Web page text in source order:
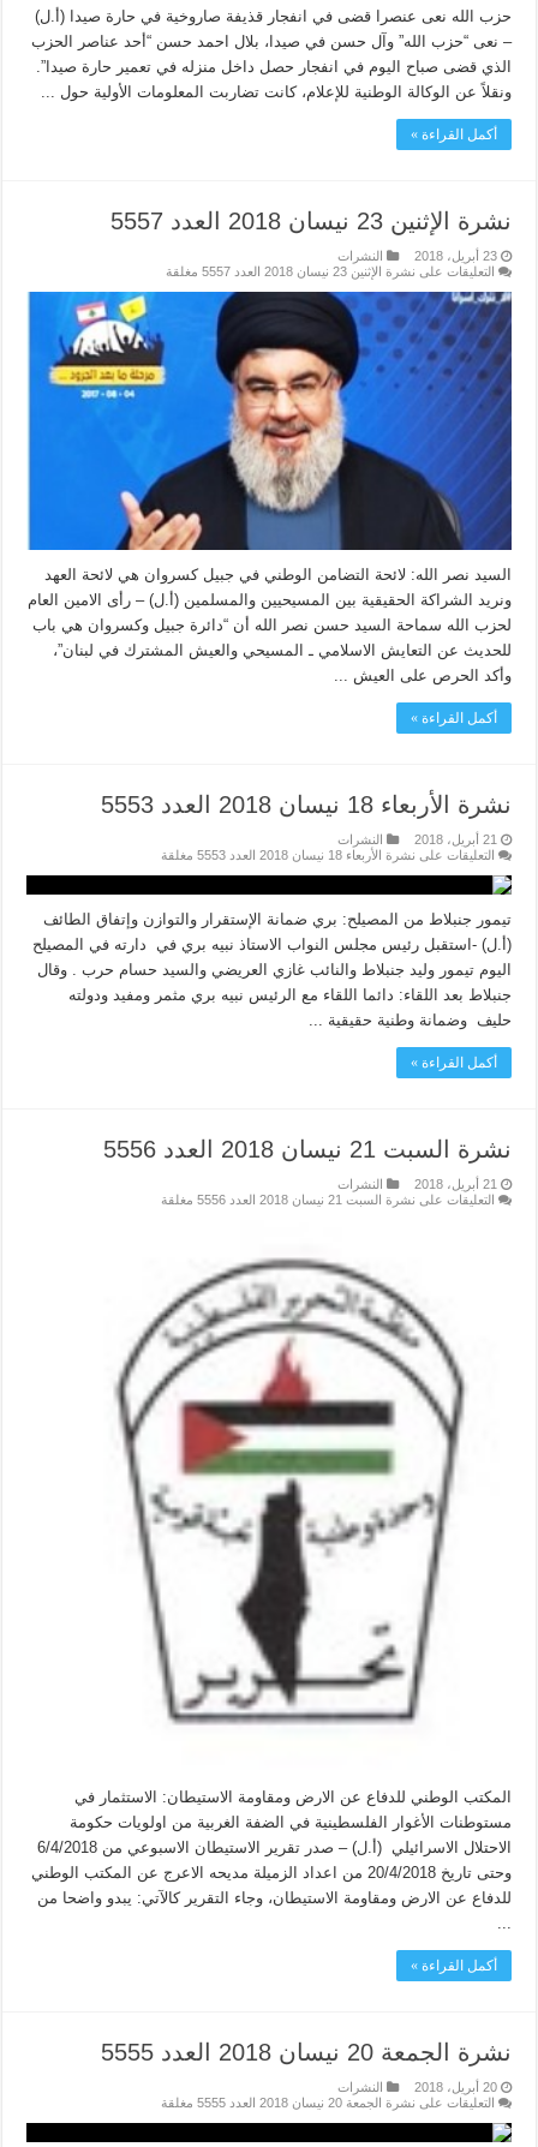
حزب الله نعى عنصرا قضى في انفجار قذيفة صاروخية في حارة صيدا (أ.ل)
– نعى “حزب الله” وآل حسن في صيدا، بلال احمد حسن “أحد عناصر الحزب
الذي قضى صباح اليوم في انفجار حصل داخل منزله في تعمير حارة صيدا”.
ونقلاً عن الوكالة الوطنية للإعلام، كانت تضاربت المعلومات الأولية حول ...
أكمل القراءة »
نشرة الإثنين 23 نيسان 2018 العدد 5557
23 أبريل، 2018
النشرات
التعليقات على نشرة الإثنين 23 نيسان 2018 العدد 5557 مغلقة
السيد نصر الله: لائحة التضامن الوطني في جبيل كسروان هي لائحة العهد
ونريد الشراكة الحقيقية بين المسيحيين والمسلمين (أ.ل) – رأى الامين العام
لحزب الله سماحة السيد حسن نصر الله أن “دائرة جبيل وكسروان هي باب
للحديث عن التعايش الاسلامي ـ المسيحي والعيش المشترك في لبنان”،
وأكد الحرص على العيش ...
أكمل القراءة »
نشرة الأربعاء 18 نيسان 2018 العدد 5553
21 أبريل، 2018
النشرات
التعليقات على نشرة الأربعاء 18 نيسان 2018 العدد 5553 مغلقة
تيمور جنبلاط من المصيلح: بري ضمانة الإستقرار والتوازن وإتفاق الطائف
(أ.ل) -استقبل رئيس مجلس النواب الاستاذ نبيه بري في دارته في المصيلح
اليوم تيمور وليد جنبلاط والنائب غازي العريضي والسيد حسام حرب . وقال
جنبلاط بعد اللقاء: دائما اللقاء مع الرئيس نبيه بري مثمر ومفيد ودولته
حليف وضمانة وطنية حقيقية ...
أكمل القراءة »
نشرة السبت 21 نيسان 2018 العدد 5556
21 أبريل، 2018
النشرات
التعليقات على نشرة السبت 21 نيسان 2018 العدد 5556 مغلقة
المكتب الوطني للدفاع عن الارض ومقاومة الاستيطان: الاستثمار في
مستوطنات الأغوار الفلسطينية في الضفة الغربية من اولويات حكومة
الاحتلال الاسرائيلي (أ.ل) – صدر تقرير الاستيطان الاسبوعي من 6/4/2018
وحتى تاريخ 20/4/2018 من اعداد الزميلة مديحه الاعرج عن المكتب الوطني
للدفاع عن الارض ومقاومة الاستيطان، وجاء التقرير كالآتي: يبدو واضحا من
...
أكمل القراءة »
نشرة الجمعة 20 نيسان 2018 العدد 5555
20 أبريل، 2018
النشرات
التعليقات على نشرة الجمعة 20 نيسان 2018 العدد 5555 مغلقة